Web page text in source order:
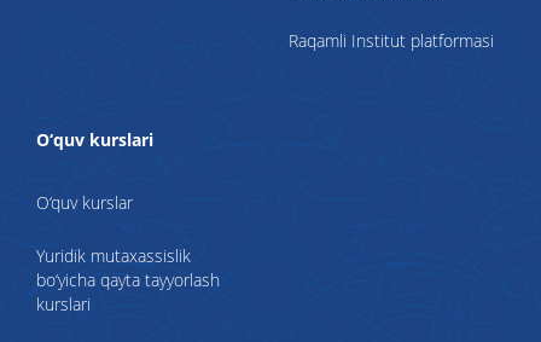
Raqamli Institut platformasi
O‘quv kurslari
O‘quv kurslar
Yuridik mutaxassislik
bo‘yicha qayta tayyorlash
kurslari